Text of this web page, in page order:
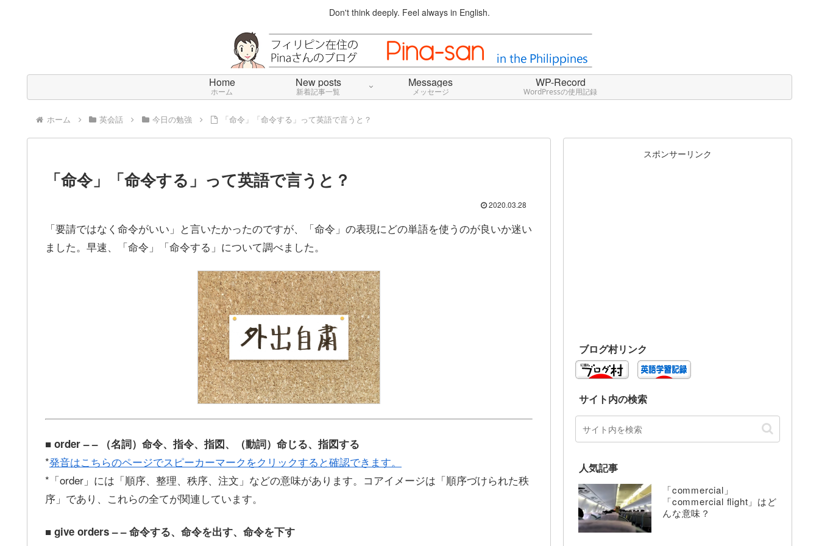
Don't think deeply. Feel always in English.
Home
ホーム
New posts
新着記事一覧
Messages
メッセージ
WP-Record
WordPressの使用記録
ホーム 英会話 今日の勉強 「命令」「命令する」って英語で言うと？
「命令」「命令する」って英語で言うと？
2020.03.28
「要請ではなく命令がいい」と言いたかったのですが、「命令」の表現にどの単語を使うのが良いか迷い
ました。早速、「命令」「命令する」について調べました。
■ order – – （名詞）命令、指令、指図、（動詞）命じる、指図する
*発音はこちらのページでスピーカーマークをクリックすると確認できます。
*「order」には「順序、整理、秩序、注文」などの意味があります。コアイメージは「順序づけられた秩
序」であり、これらの全てが関連しています。
■ give orders – – 命令する、命令を出す、命令を下す
スポンサーリンク
ブログ村リンク
サイト内の検索
人気記事
「commercial」
「commercial flight」はど
んな意味？